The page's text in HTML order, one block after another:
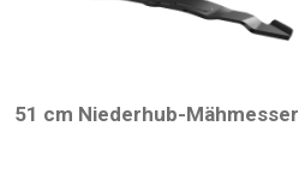
51 cm Niederhub-Mähmesser